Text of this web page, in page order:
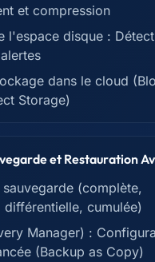
et compression
l'espace disque :
dans le cloud
Storage)
et Restauration
(complète,
différentielle, cumulée)
Manager) :
(Backup as Copy)